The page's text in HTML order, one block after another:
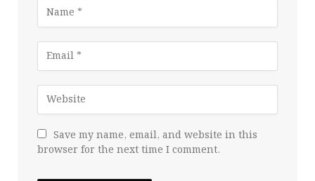
Save my name, email, and website in this
browser for the next time I comment.